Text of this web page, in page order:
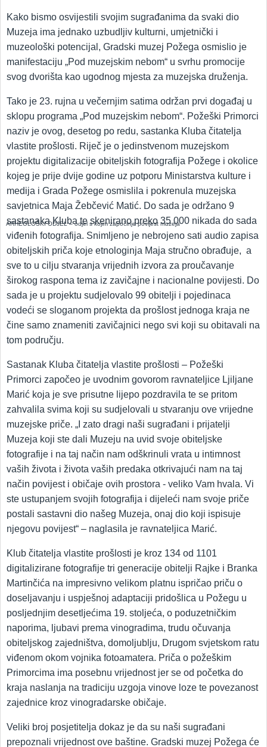
ARHEOLOŠKI ODJEL – odjel s kojim započinje povijest muzeja
Kako bismo osvijestili svojim sugrađanima da svaki dio
Muzeja ima jednako uzbudljiv kulturni, umjetnički i
muzeološki potencijal, Gradski muzej Požega osmislio je
manifestaciju „Pod muzejskim nebom“ u svrhu promocije
svog dvorišta kao ugodnog mjesta za muzejska druženja.
Tako je 23. rujna u večernjim satima održan prvi događaj u
sklopu programa „Pod muzejskim nebom“. Požeški Primorci
naziv je ovog, desetog po redu, sastanka Kluba čitatelja
vlastite prošlosti. Riječ je o jedinstvenom muzejskom
projektu digitalizacije obiteljskih fotografija Požege i okolice
kojeg je prije dvije godine uz potporu Ministarstva kulture i
medija i Grada Požege osmislila i pokrenula muzejska
savjetnica Maja Žebčević Matić. Do sada je održano 9
sastanaka Kluba te skenirano preko 35 000 nikada do sada
viđenih fotografija. Snimljeno je nebrojeno sati audio zapisa
obiteljskih priča koje etnologinja Maja stručno obrađuje, a
sve to u cilju stvaranja vrijednih izvora za proučavanje
širokog raspona tema iz zavičajne i nacionalne povijesti. Do
sada je u projektu sudjelovalo 99 obitelji i pojedinaca
vodeći se sloganom projekta da prošlost jednoga kraja ne
čine samo znameniti zavičajnici nego svi koji su obitavali na
tom području.
Sastanak Kluba čitatelja vlastite prošlosti – Požeški
Primorci započeo je uvodnim govorom ravnateljice Ljiljane
Marić koja je sve prisutne lijepo pozdravila te se pritom
zahvalila svima koji su sudjelovali u stvaranju ove vrijedne
muzejske priče. „I zato dragi naši sugrađani i prijatelji
Muzeja koji ste dali Muzeju na uvid svoje obiteljske
fotografije i na taj način nam odškrinuli vrata u intimnost
vaših života i života vaših predaka otkrivajući nam na taj
način povijest i običaje ovih prostora - veliko Vam hvala. Vi
ste ustupanjem svojih fotografija i dijeleći nam svoje priče
postali sastavni dio našeg Muzeja, onaj dio koji ispisuje
njegovu povijest“ – naglasila je ravnateljica Marić.
Klub čitatelja vlastite prošlosti je kroz 134 od 1101
digitalizirane fotografije tri generacije obitelji Rajke i Branka
Martinčića na impresivno velikom platnu ispričao priču o
doseljavanju i uspješnoj adaptaciji pridošlica u Požegu u
posljednjim desetljećima 19. stoljeća, o poduzetničkim
naporima, ljubavi prema vinogradima, trudu očuvanja
obiteljskog zajedništva, domoljublju, Drugom svjetskom ratu
viđenom okom vojnika fotoamatera. Priča o požeškim
Primorcima ima posebnu vrijednost jer se od početka do
kraja naslanja na tradiciju uzgoja vinove loze te povezanost
zajednice kroz vinogradarske običaje.
Veliki broj posjetitelja dokaz je da su naši sugrađani
prepoznali vrijednost ove baštine. Gradski muzej Požega će